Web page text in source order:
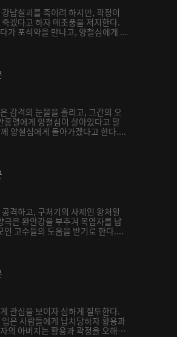
남칠괴를 죽이려 하지만, 곽정이
겠다고 하자 매초풍을 저지한다.
가 포석약을 만나고, 양철심에게 ...
감격의 눈물을 흘리고, 그간의 오
홍렬에게 양철심이 살아있다고 말
양철심에게 돌아가겠다고 한다....
격하고, 구처기의 사제인 왕처일
극은 완안강을 부추겨 목염자를 납
인 고수들의 도움을 받기로 한다....
관심을 보이자 심하게 질투한다.
은 사람들에게 납치당하자 황용과
의 아버지는 황용과 곽정을 오해